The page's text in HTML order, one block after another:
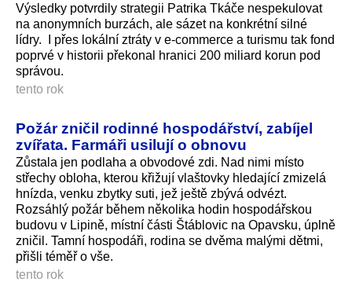
Výsledky potvrdily strategii Patrika Tkáče nespekulovat
na anonymních burzách, ale sázet na konkrétní silné
lídry. I přes lokální ztráty v e-commerce a turismu tak fond
poprvé v historii překonal hranici 200 miliard korun pod
správou.
tento rok
Požár zničil rodinné hospodářství, zabíjel
zvířata. Farmáři usilují o obnovu
Zůstala jen podlaha a obvodové zdi. Nad nimi místo
střechy obloha, kterou křižují vlaštovky hledající zmizelá
hnízda, venku zbytky suti, jež ještě zbývá odvézt.
Rozsáhlý požár během několika hodin hospodářskou
budovu v Lipině, místní části Štáblovic na Opavsku, úplně
zničil. Tamní hospodáři, rodina se dvěma malými dětmi,
přišli téměř o vše.
tento rok